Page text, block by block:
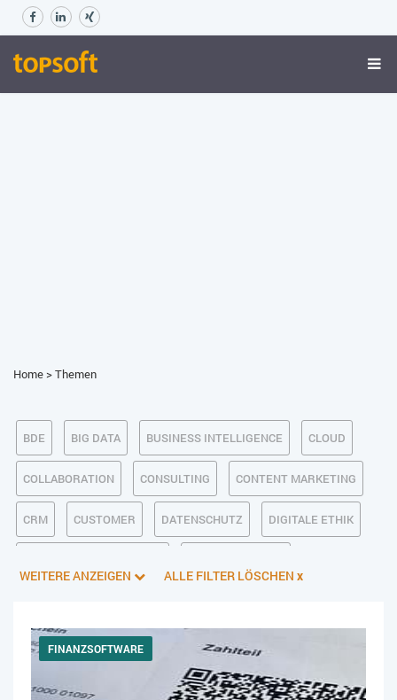
Home>Themen
BDE BIG DATA BUSINESS INTELLIGENCE CLOUD
COLLABORATION CONSULTING CONTENT MARKETING
CRM CUSTOMER DATENSCHUTZ DIGITALE ETHIK
ERP FALLSTUDIEN FERTIGUNG
INDUSTRIE 4.0
WEITERE ANZEIGEN ALLE FILTER LÖSCHEN x
FINANZSOFTWARE